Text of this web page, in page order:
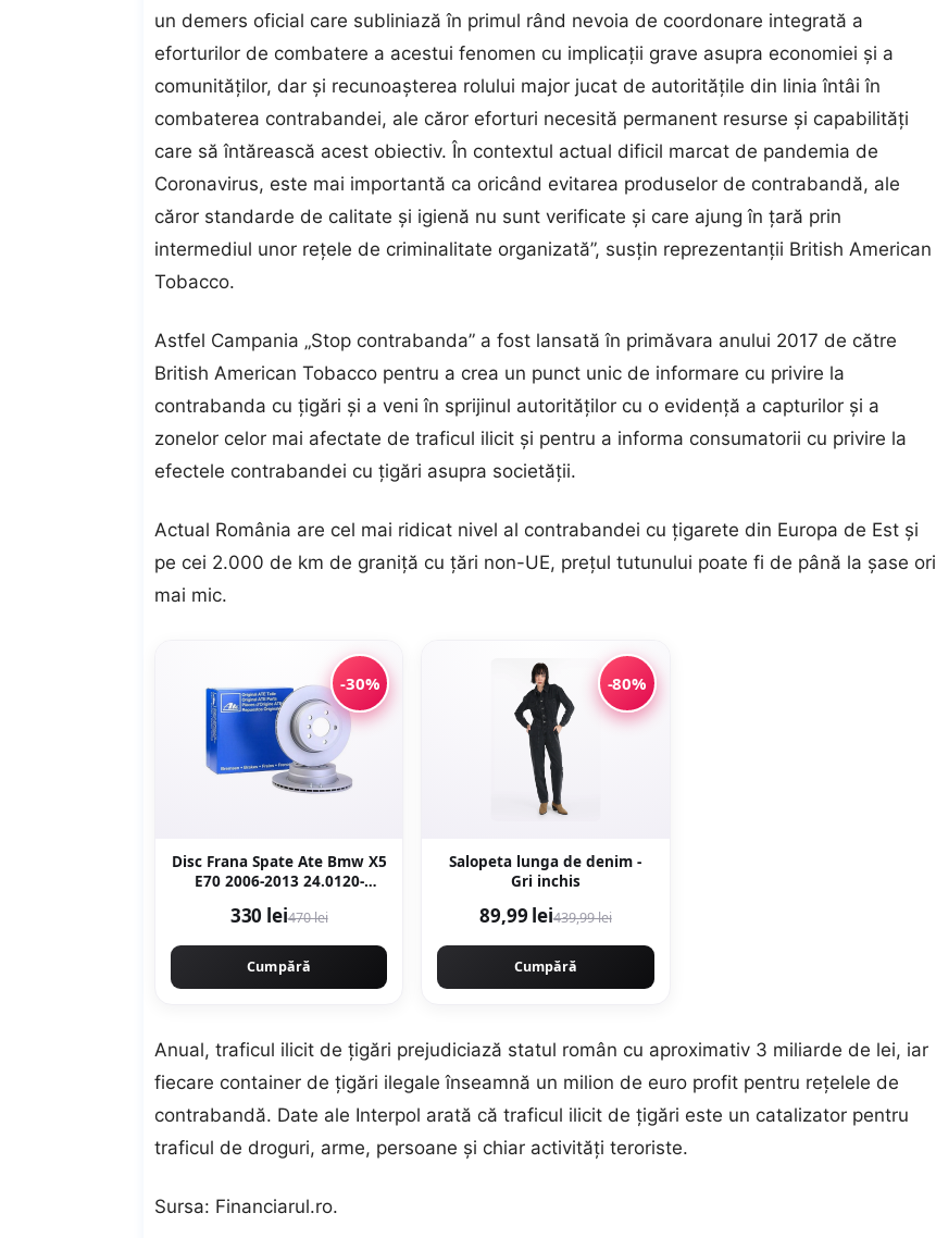
un demers oficial care subliniază în primul rând nevoia de coordonare integrată a
eforturilor de combatere a acestui fenomen cu implicaţii grave asupra economiei şi a
comunităţilor, dar şi recunoaşterea rolului major jucat de autorităţile din linia întâi în
combaterea contrabandei, ale căror eforturi necesită permanent resurse şi capabilităţi
care să întărească acest obiectiv. În contextul actual dificil marcat de pandemia de
Coronavirus, este mai importantă ca oricând evitarea produselor de contrabandă, ale
căror standarde de calitate şi igienă nu sunt verificate şi care ajung în ţară prin
intermediul unor reţele de criminalitate organizată”, susţin reprezentanţii British American
Tobacco.
Astfel Campania „Stop contrabanda” a fost lansată în primăvara anului 2017 de către
British American Tobacco pentru a crea un punct unic de informare cu privire la
contrabanda cu ţigări şi a veni în sprijinul autorităţilor cu o evidenţă a capturilor şi a
zonelor celor mai afectate de traficul ilicit şi pentru a informa consumatorii cu privire la
efectele contrabandei cu ţigări asupra societăţii.
Actual România are cel mai ridicat nivel al contrabandei cu ţigarete din Europa de Est şi
pe cei 2.000 de km de graniţă cu ţări non-UE, preţul tutunului poate fi de până la şase ori
mai mic.
-30%
Disc Frana Spate Ate Bmw X5
E70 2006-2013 24.0120-
330 lei470 lei
Cumpără
-80%
Salopeta lunga de denim -
Gri inchis
89,99 lei439,99 lei
Cumpără
Anual, traficul ilicit de ţigări prejudiciază statul român cu aproximativ 3 miliarde de lei, iar
fiecare container de ţigări ilegale înseamnă un milion de euro profit pentru reţelele de
contrabandă. Date ale Interpol arată că traficul ilicit de ţigări este un catalizator pentru
traficul de droguri, arme, persoane şi chiar activităţi teroriste.
Sursa: Financiarul.ro.